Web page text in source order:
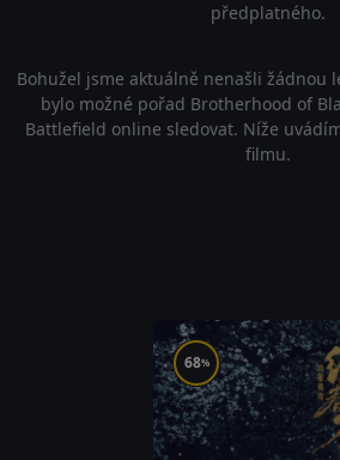
předplatného.
Bohužel jsme aktuálně nenašli žádnou
bylo možné pořad Brotherhood of
Battlefield online sledovat. Níže
filmu.
68%